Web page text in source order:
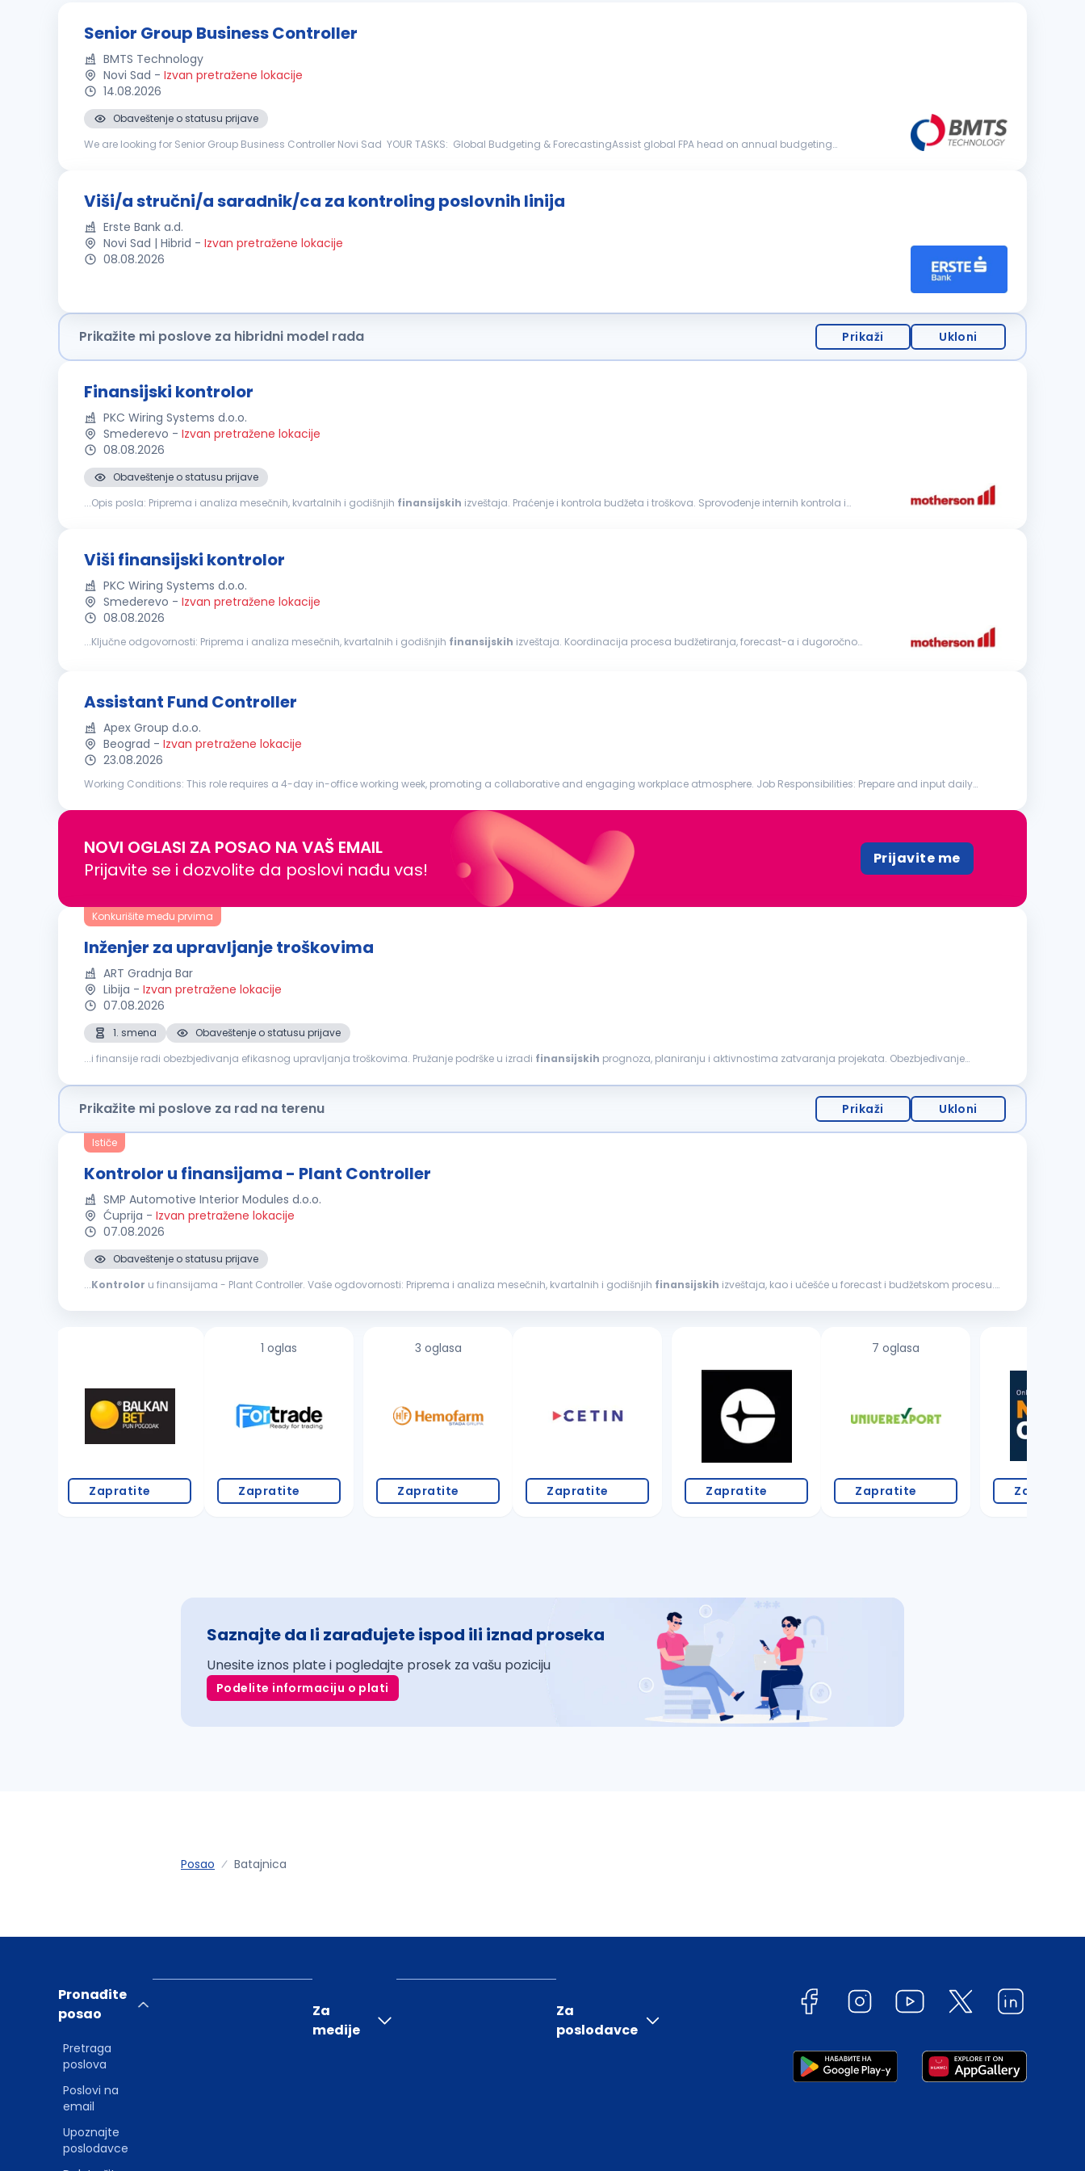
Senior Group Business Controller
BMTS Technology
Novi Sad - Izvan pretražene lokacije
14.08.2026
Obaveštenje o statusu prijave
We are looking for Senior Group Business Controller Novi Sad YOUR TASKS: Global Budgeting & ForecastingAssist global FPA head on annual budgeting
Viši/a stručni/a saradnik/ca za kontroling poslovnih linija
Erste Bank a.d.
Novi Sad | Hibrid - Izvan pretražene lokacije
08.08.2026
Prikažite mi poslove za hibridni model rada Prikaži Ukloni
Finansijski kontrolor
PKC Wiring Systems d.o.o.
Smederevo - Izvan pretražene lokacije
08.08.2026
Obaveštenje o statusu prijave
...Opis posla: Priprema i analiza mesečnih, kvartalnih i godišnjih finansijskih izveštaja. Praćenje i kontrola budžeta i troškova. Sprovođenje internih kontrola i
Viši finansijski kontrolor
PKC Wiring Systems d.o.o.
Smederevo - Izvan pretražene lokacije
08.08.2026
...Ključne odgovornosti: Priprema i analiza mesečnih, kvartalnih i godišnjih finansijskih izveštaja. Koordinacija procesa budžetiranja, forecast-a i dugoročnog
Assistant Fund Controller
Apex Group d.o.o.
Beograd - Izvan pretražene lokacije
23.08.2026
Working Conditions: This role requires a 4-day in-office working week, promoting a collaborative and engaging workplace atmosphere. Job Responsibilities: Prepare and input daily
NOVI OGLASI ZA POSAO NA VAŠ EMAIL
Prijavite se i dozvolite da poslovi nađu vas!
Prijavite me
Konkurišite među prvima
Inženjer za upravljanje troškovima
ART Gradnja Bar
Libija - Izvan pretražene lokacije
07.08.2026
1. smena
Obaveštenje o statusu prijave
...i finansije radi obezbjeđivanja efikasnog upravljanja troškovima. Pružanje podrške u izradi finansijskih prognoza, planiranju i aktivnostima zatvaranja projekata. Obezbjeđivanje
Prikažite mi poslove za rad na terenu Prikaži Ukloni
Ističe
Kontrolor u finansijama - Plant Controller
SMP Automotive Interior Modules d.o.o.
Ćuprija - Izvan pretražene lokacije
07.08.2026
Obaveštenje o statusu prijave
...Kontrolor u finansijama - Plant Controller. Vaše ogdovornosti: Priprema i analiza mesečnih, kvartalnih i godišnjih finansijskih izveštaja, kao i učešće u forecast i budžetskom procesu.
Zapratite
1 oglas
Zapratite
3 oglasa
Zapratite Zapratite Zapratite
7 oglasa
Zapratite Zapratite
Saznajte da li zarađujete ispod ili iznad proseka
Unesite iznos plate i pogledajte prosek za vašu poziciju
Podelite informaciju o plati
Posao Batajnica
Pronađite
posao
Pretraga
poslova
Poslovi na
email
Upoznajte
poslodavce
Za
medije
Za
poslodavce